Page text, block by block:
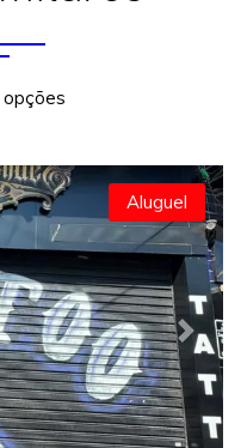
opções
Next
Aluguel